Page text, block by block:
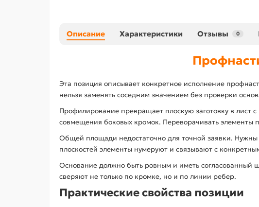
Описание Характеристики Отзывы 0
Эта позиция описывает конкретное исполнение
нельзя заменять соседним значением без проверки
Профилирование превращает плоскую заготовку в лист
совмещения боковых кромок. Переворачивать элементы
Общей площади недостаточно для точной заявки.
плоскостей элементы нумеруют и связывают с
Основание должно быть ровным и иметь
сверяют не только по кромке, но и по линии ребер.
Практические свойства позиции